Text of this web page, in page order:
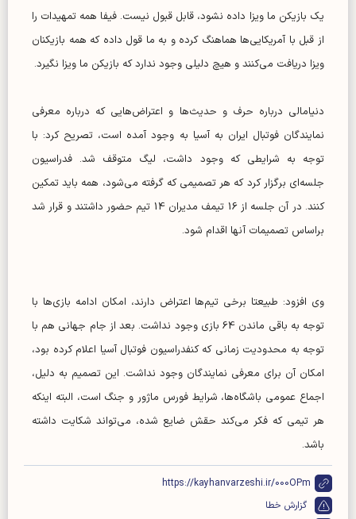
یک بازیکن ما ویزا داده نشود، قابل قبول نیست. فیفا همه تمهیدات را
از قبل با آمریکایی‌ها هماهنگ کرده و به ما قول داده که همه بازیکنان
ویزا دریافت می‌کنند و هیچ دلیلی وجود ندارد که بازیکن ما ویزا نگیرد.
دنیامالی درباره حرف و حدیث‌ها و اعتراض‌هایی که درباره معرفی
نمایندگان فوتبال ایران به آسیا به وجود آمده است، تصریح کرد: با
توجه به شرایطی که وجود داشت، لیگ متوقف شد. فدراسیون
جلسه‌ای برگزار کرد که هر تصمیمی که گرفته می‌شود، همه باید تمکین
کنند. در آن جلسه از 16 تیمف مدیران 14 تیم حضور داشتند و قرار شد
براساس تصمیمات آنها اقدام شود.
وی افزود: طبیعتا برخی تیم‌ها اعتراض دارند، امکان ادامه بازی‌ها با
توجه به باقی ماندن 64 بازی وجود نداشت. بعد از جام جهانی هم با
توجه به محدودیت زمانی که کنفدراسیون فوتبال آسیا اعلام کرده بود،
امکان آن برای معرفی نمایندگان وجود نداشت. این تصمیم به دلیل،
اجماع عمومی باشگاه‌ها، شرایط فورس ماژور و جنگ است، البته اینکه
هر تیمی که فکر می‌کند حقش ضایع شده، می‌تواند شکایت داشته
باشد.
https://kayhanvarzeshi.ir/000OPm
گزارش خطا